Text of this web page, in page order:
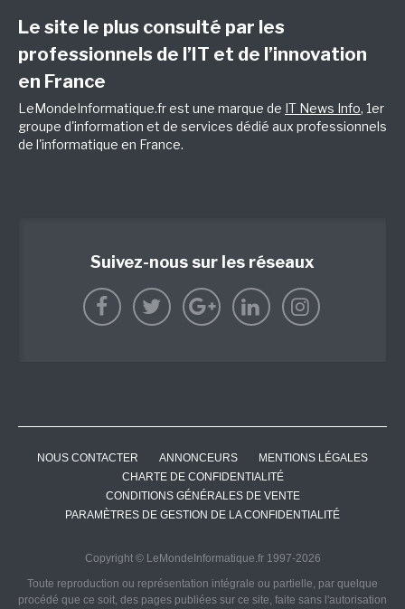
Le site le plus consulté par les
professionnels de l’IT et de l’innovation
en France
LeMondeInformatique.fr est une marque de IT News Info, 1er
groupe d'information et de services dédié aux professionnels
de l'informatique en France.
Suivez-nous sur les réseaux
NOUS CONTACTER ANNONCEURS
MENTIONS LÉGALES
CHARTE DE CONFIDENTIALITÉ
CONDITIONS GÉNÉRALES DE VENTE
PARAMÈTRES DE GESTION DE LA CONFIDENTIALITÉ
Copyright © LeMondeInformatique.fr 1997-2026
Toute reproduction ou représentation intégrale ou partielle, par quelque
procédé que ce soit, des pages publiées sur ce site, faite sans l'autorisation